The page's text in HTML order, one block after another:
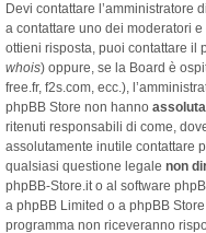
Devi contattare l’amministratore
a contattare uno dei moderatori
ottieni risposta, puoi contattare il
whois) oppure, se la Board è
free.fr, f2s.com, ecc.),
phpBB Store non hanno
ritenuti responsabili di come,
assolutamente inutile contattare
qualsiasi questione legale non
phpBB-Store.it o al software
a phpBB Limited o a phpBB
programma non riceveranno